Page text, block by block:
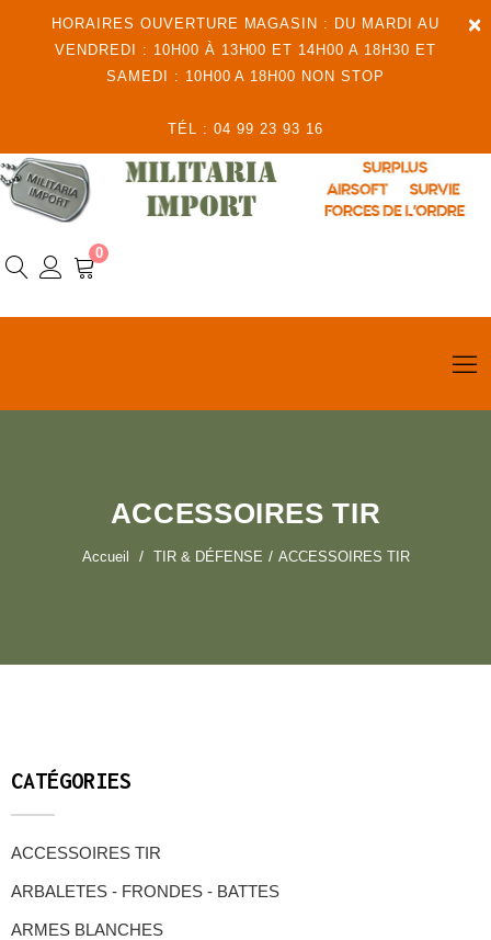
×
HORAIRES OUVERTURE MAGASIN : DU MARDI AU
VENDREDI : 10H00 À 13H00 ET 14H00 A 18H30 ET
SAMEDI : 10H00 A 18H00 NON STOP
TÉL : 04 99 23 93 16
0
ACCESSOIRES TIR
Accueil TIR & DÉFENSE ACCESSOIRES TIR
CATÉGORIES
ACCESSOIRES TIR
ARBALETES - FRONDES - BATTES
ARMES BLANCHES